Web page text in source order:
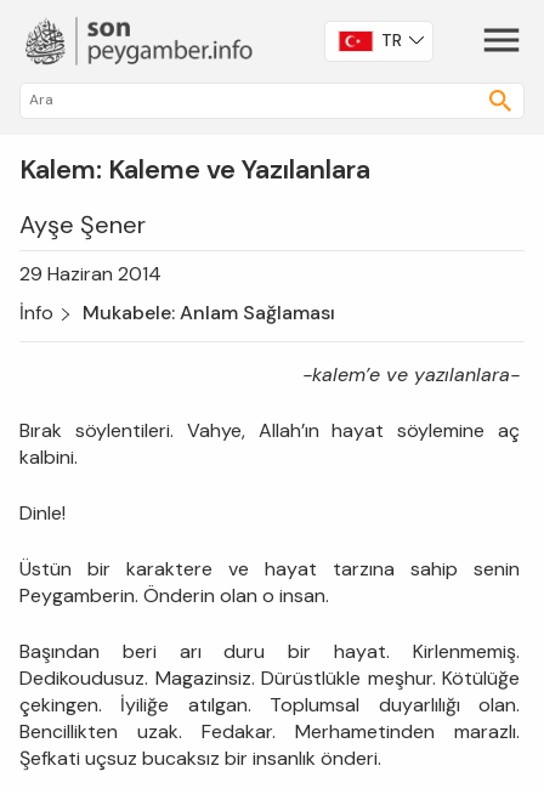
TR
Kalem: Kaleme ve Yazılanlara
Ayşe Şener
29 Haziran 2014
İnfo
Mukabele: Anlam Sağlaması
-kalem’e ve yazılanlara-
Bırak söylentileri. Vahye, Allah’ın hayat söylemine aç
kalbini.
Dinle!
Üstün bir karaktere ve hayat tarzına sahip senin
Peygamberin. Önderin olan o insan.
Başından beri arı duru bir hayat. Kirlenmemiş.
Dedikoudusuz. Magazinsiz. Dürüstlükle meşhur. Kötülüğe
çekingen. İyiliğe atılgan. Toplumsal duyarlılığı olan.
Bencillikten uzak. Fedakar. Merhametinden marazlı.
Şefkati uçsuz bucaksız bir insanlık önderi.